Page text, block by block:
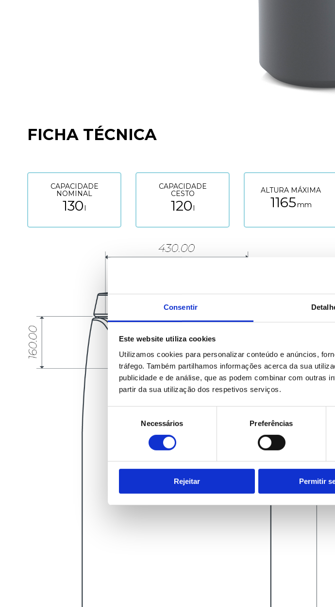
Consentir
Este website utiliza cookies
Utilizamos cookies para personalizar conteúdo e anúncios,
tráfego. Também partilhamos informações acerca da sua
publicidade e de análise, que as podem combinar com outras
partir da sua utilização dos respetivos serviços.
consentimento
Necessários Preferências
Rejeitar Permitir
FICHA TÉCNICA
CAPACIDADE
NOMINAL
130l
CAPACIDADE
CESTO
120l
ALTURA MÁXIMA
1165mm